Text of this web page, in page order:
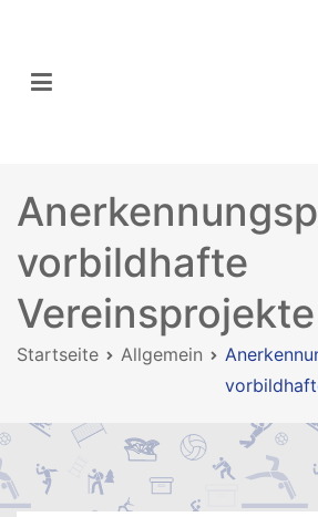
springen
vorbildhafte
Vereinsprojekte
Startseite Allgemein